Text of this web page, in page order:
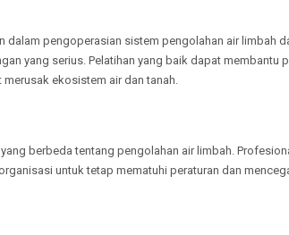
dalam pengoperasian sistem pengolahan air limbah
yang serius. Pelatihan yang baik dapat membantu
ekosistem air dan tanah.
berbeda tentang pengolahan air limbah.
untuk tetap mematuhi peraturan dan